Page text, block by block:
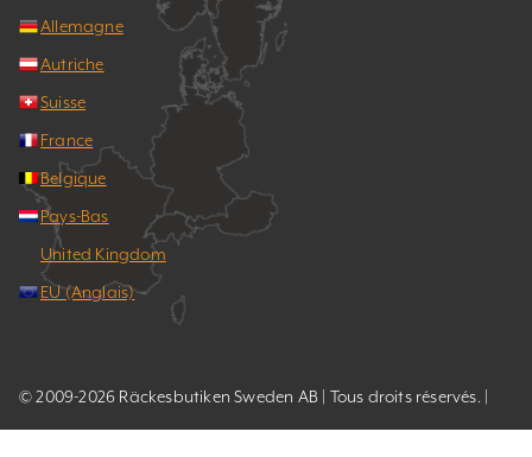
Allemagne
Autriche
Suisse
France
Belgique
Pays-Bas
United Kingdom
EU (Anglais)
© 2009-2026 Räckesbutiken Sweden AB | Tous droits réservés. |